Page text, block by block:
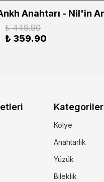
₺ 449.90
₺ 359.90
Kategoriler
Kolye
Anahtarlık
Yüzük
Bileklik